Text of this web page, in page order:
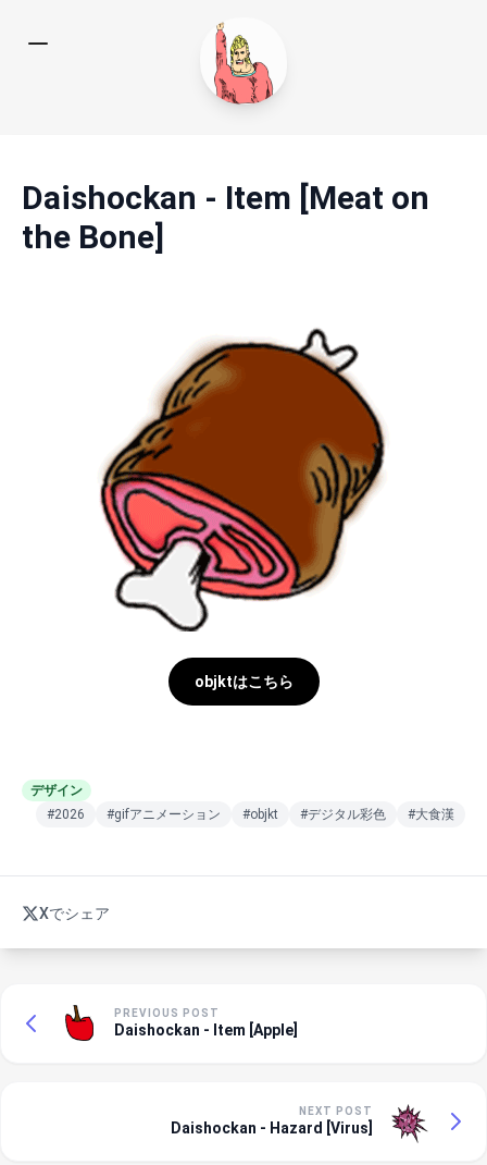
Daishockan - Item [Meat on
the Bone]
objktはこちら
デザイン
#2026
#gifアニメーション #objkt #デジタル彩色 #大食漢
Xでシェア
PREVIOUS POST
Daishockan - Item [Apple]
NEXT POST
Daishockan - Hazard [Virus]